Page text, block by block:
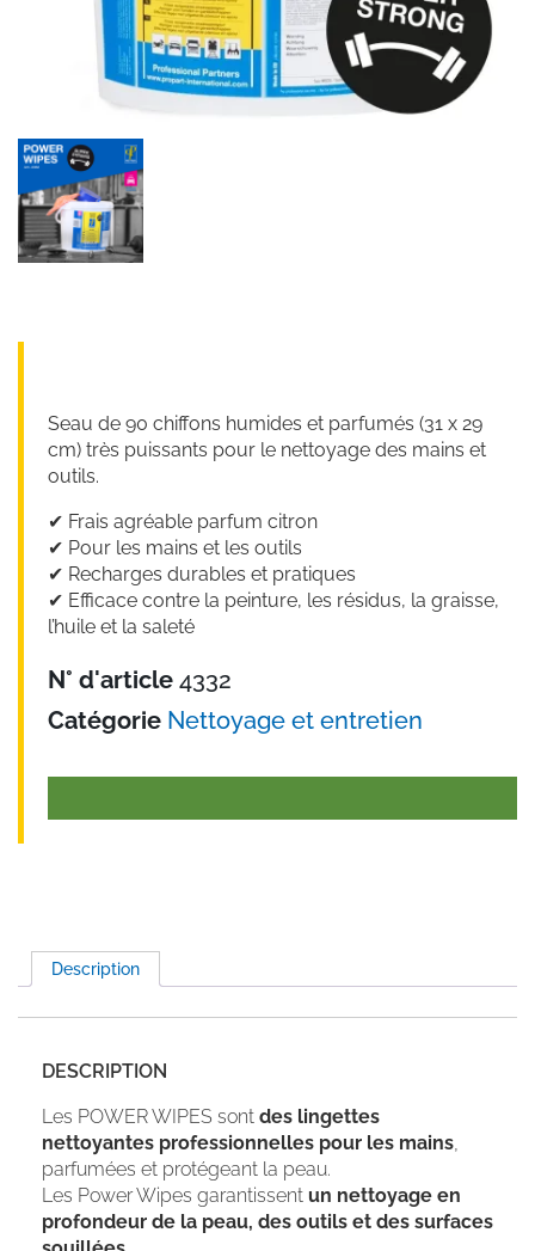
Seau de 90 chiffons humides et parfumés (31 x 29
cm) très puissants pour le nettoyage des mains et
outils.
✔︎ Frais agréable parfum citron
✔︎ Pour les mains et les outils
✔︎ Recharges durables et pratiques
✔︎ Efficace contre la peinture, les résidus, la graisse,
l’huile et la saleté
N° d'article 4332
Catégorie Nettoyage et entretien
Description
DESCRIPTION
Les POWER WIPES sont des lingettes
nettoyantes professionnelles pour les mains
parfumées et protégeant la peau.
Les Power Wipes garantissent un nettoyage en
profondeur de la peau, des outils et des surfaces